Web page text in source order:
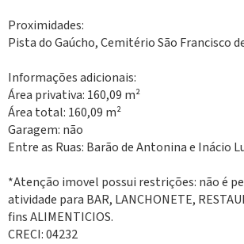
Proximidades:
Pista do Gaúcho, Cemitério São Francisco
Informações adicionais:
Área privativa: 160,09 m²
Área total: 160,09 m²
Garagem: não
Entre as Ruas: Barão de Antonina e Inácio
*Atenção imovel possui restrições: não é
atividade para BAR, LANCHONETE,
fins ALIMENTICIOS.
CRECI: 04232